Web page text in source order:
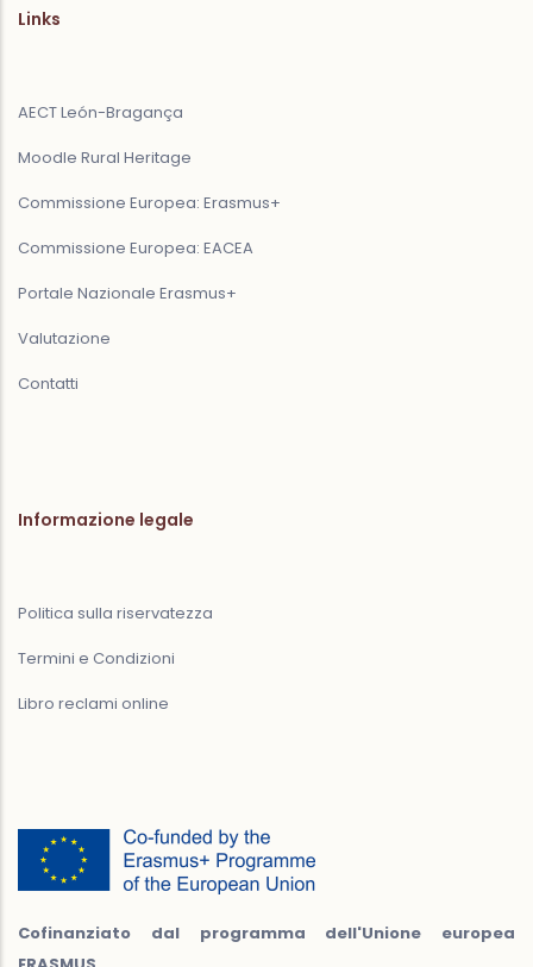
Links
AECT León-Bragança
Moodle Rural Heritage
Commissione Europea: Erasmus+
Commissione Europea: EACEA
Portale Nazionale Erasmus+
Valutazione
Contatti
Informazione legale
Politica sulla riservatezza
Termini e Condizioni
Libro reclami online
Cofinanziato dal programma dell'Unione europea